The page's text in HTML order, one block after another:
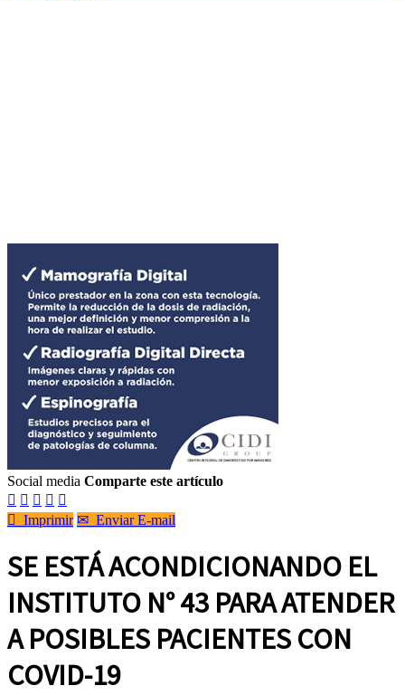
Social media Comparte este artículo
    
 Imprimir ✉ Enviar E-mail
SE ESTÁ ACONDICIONANDO EL
INSTITUTO N° 43 PARA ATENDER
A POSIBLES PACIENTES CON
COVID-19